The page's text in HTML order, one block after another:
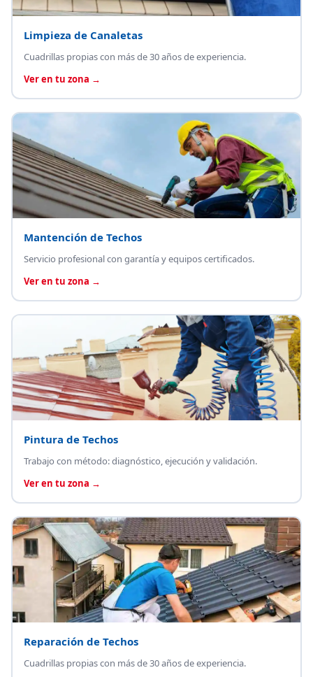
Limpieza de Canaletas
Cuadrillas propias con más de 30 años de experiencia.
Ver en tu zona →
Mantención de Techos
Servicio profesional con garantía y equipos certificados.
Ver en tu zona →
Pintura de Techos
Trabajo con método: diagnóstico, ejecución y validación.
Ver en tu zona →
Reparación de Techos
Cuadrillas propias con más de 30 años de experiencia.